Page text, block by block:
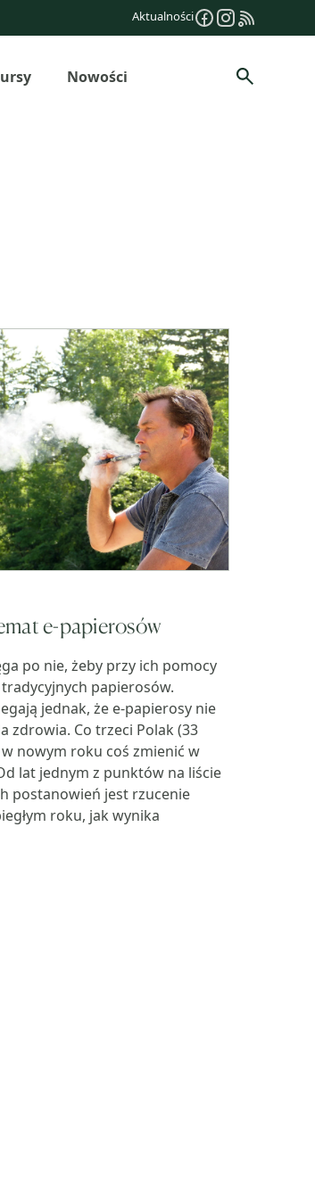
Aktualności
Nowości Szukaj
e-papierosów
po nie, żeby przy ich pomocy
papierosów.
jednak, że e-papierosy nie
zdrowia. Co trzeci Polak (33
nowym roku coś zmienić w
lat jednym z punktów na liście
postanowień jest rzucenie
roku, jak wynika